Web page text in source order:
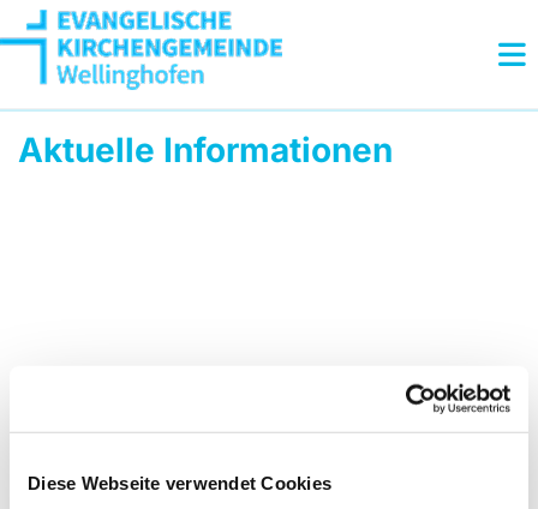
Diese Webseite verwendet Cookies
Aktuelle Informationen